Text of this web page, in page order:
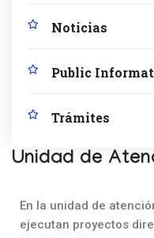
Noticias
Public
Trámites
Unidad de
En la unidad de
ejecutan proyectos